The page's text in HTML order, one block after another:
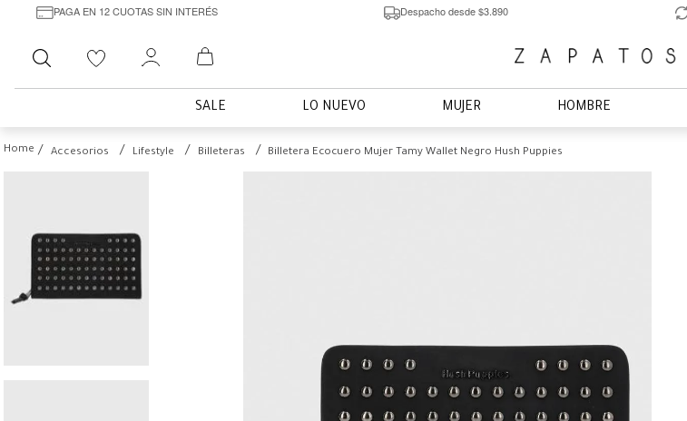
PAGA EN 12 CUOTAS SIN INTERÉS Despacho desde $3.890
Buscar
SALE LO NUEVO MUJER HOMBRE
Accesorios Lifestyle Billeteras Billetera Ecocuero Mujer Tamy Wallet Negro Hush Puppies